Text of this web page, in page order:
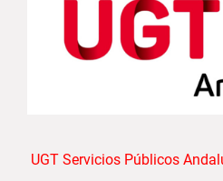
UGT Servicios Públicos